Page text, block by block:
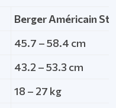
Berger Américain
45.7 – 58.4 cm
43.2 – 53.3 cm
18 – 27 kg